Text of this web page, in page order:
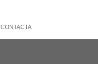
CONTACTA